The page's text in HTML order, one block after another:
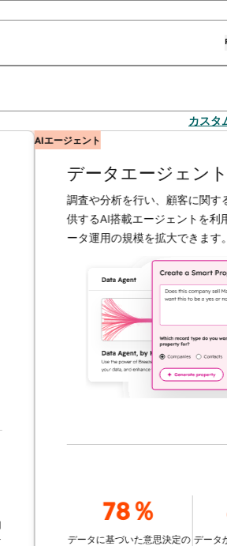
カスタ
AIエージェント
データエージェント
調査や分析を行い、顧客に関する回
供するAI搭載エージェントを利用す
ータ運用の規模を拡大できます。も
78％
データに基づいた意思決定の データからの